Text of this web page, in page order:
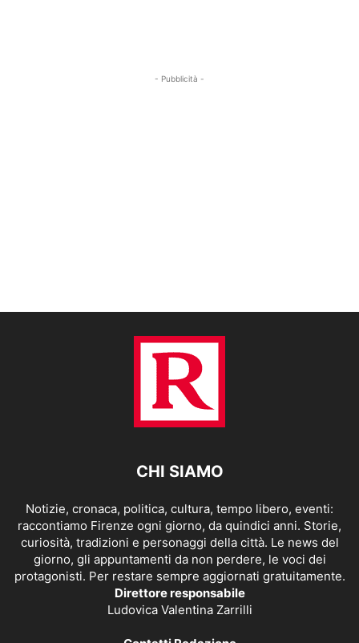
- Pubblicità -
CHI SIAMO
Notizie, cronaca, politica, cultura, tempo libero, eventi:
raccontiamo Firenze ogni giorno, da quindici anni. Storie,
curiosità, tradizioni e personaggi della città. Le news del
giorno, gli appuntamenti da non perdere, le voci dei
protagonisti. Per restare sempre aggiornati gratuitamente.
Direttore responsabile
Ludovica Valentina Zarrilli